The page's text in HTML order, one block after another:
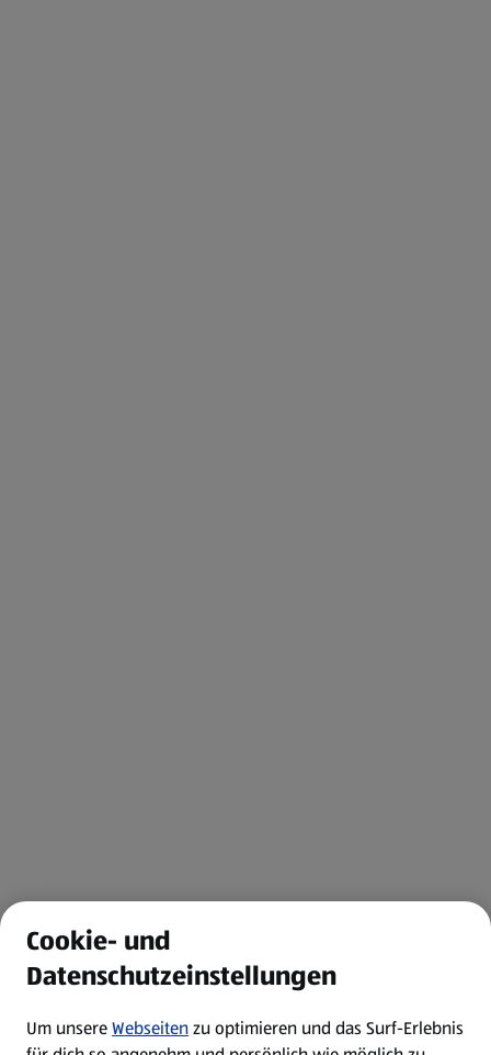
Cookie- und
Datenschutzeinstellungen
Um unsereWebseitenzu optimieren und das Surf-Erlebnis